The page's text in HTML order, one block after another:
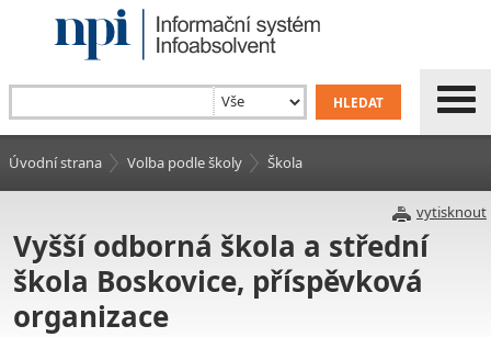
Úvodní strana Volba podle školy Škola
vytisknout
Vyšší odborná škola a střední
škola Boskovice, příspěvková
organizace